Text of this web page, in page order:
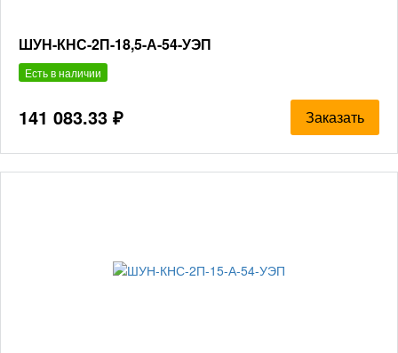
ШУН-КНС-2П-18,5-А-54-УЭП
Есть в наличии
141 083.33 ₽ Заказать